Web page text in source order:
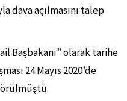
dava açılmasını talep
Başbakanı” olarak tarihe
24 Mayıs 2020’de